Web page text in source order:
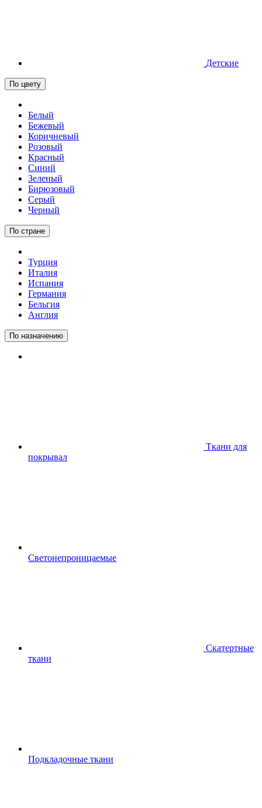
Детские
По цвету
Белый
Бежевый
Коричневый
Розовый
Красный
Синий
Зеленый
Бирюзовый
Серый
Черный
По стране
Турция
Италия
Испания
Германия
Бельгия
Англия
По назначению
Ткани для
покрывал
Светонепроницаемые
Скатертные
ткани
Подкладочные ткани